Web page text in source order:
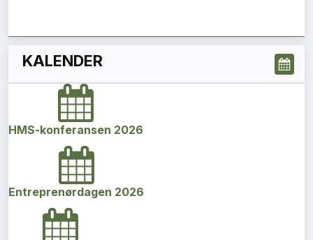
KALENDER
HMS-konferansen 2026
Entreprenørdagen 2026